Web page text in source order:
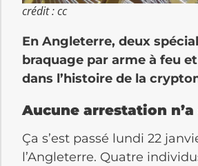
crédit : cc
En Angleterre, deux
braquage par arme à feu
dans l’histoire de la
Aucune arrestation
Ça s’est passé lundi 22
l’Angleterre. Quatre